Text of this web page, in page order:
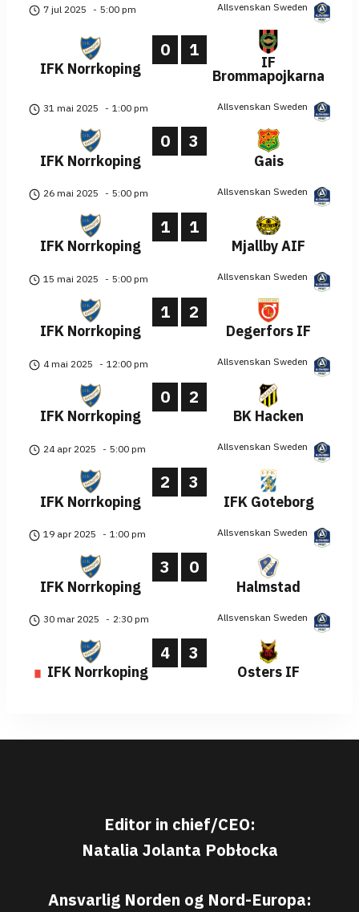
Allsvenskan Sweden
7 jul 2025 - 5:00 pm
IFK Norrkoping
0 1
IF
Brommapojkarna
Allsvenskan Sweden
31 mai 2025 - 1:00 pm
IFK Norrkoping
0 3
Gais
Allsvenskan Sweden
26 mai 2025 - 5:00 pm
IFK Norrkoping
1 1
Mjallby AIF
Allsvenskan Sweden
15 mai 2025 - 5:00 pm
IFK Norrkoping
1 2
Degerfors IF
Allsvenskan Sweden
4 mai 2025 - 12:00 pm
IFK Norrkoping
0 2
BK Hacken
Allsvenskan Sweden
24 apr 2025 - 5:00 pm
IFK Norrkoping
2 3
IFK Goteborg
Allsvenskan Sweden
19 apr 2025 - 1:00 pm
IFK Norrkoping
3 0
Halmstad
Allsvenskan Sweden
30 mar 2025 - 2:30 pm
IFK Norrkoping
4 3
Osters IF
Editor in chief/CEO:
Natalia Jolanta Pobłocka
Ansvarlig Norden og Nord-Europa: